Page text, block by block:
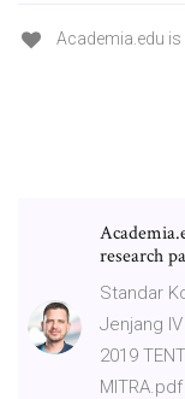
Academia.edu
research
Standar
Jenjang IV
2019